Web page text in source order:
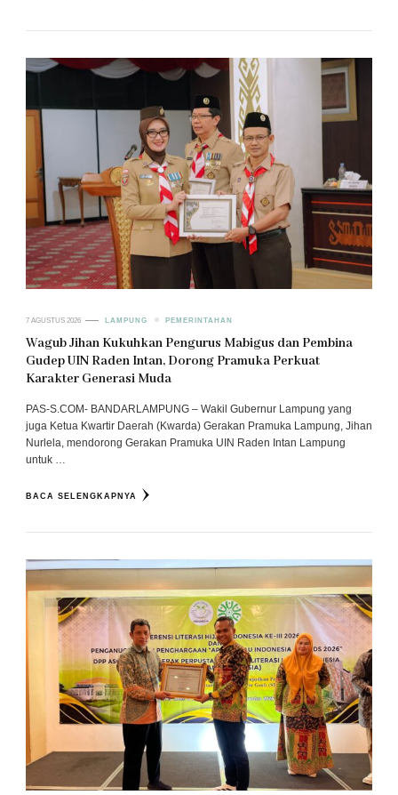
7 AGUSTUS 2026 LAMPUNG PEMERINTAHAN
Wagub Jihan Kukuhkan Pengurus Mabigus dan Pembina
Gudep UIN Raden Intan, Dorong Pramuka Perkuat
Karakter Generasi Muda
PAS-S.COM- BANDARLAMPUNG – Wakil Gubernur Lampung yang
juga Ketua Kwartir Daerah (Kwarda) Gerakan Pramuka Lampung, Jihan
Nurlela, mendorong Gerakan Pramuka UIN Raden Intan Lampung
untuk …
BACA SELENGKAPNYA